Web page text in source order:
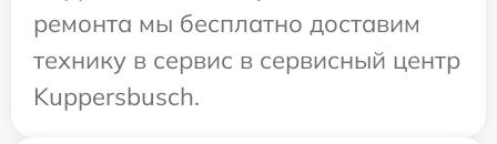
ремонта мы бесплатно доставим
технику в сервис в сервисный центр
Kuppersbusch.